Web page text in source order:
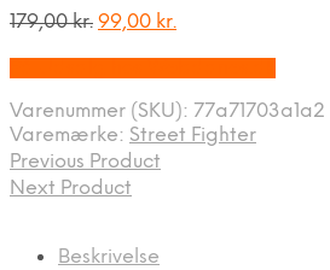
179,00kr. Den
179,00 kr..
99,00 kr.Den
99,00 kr..
Varenummer (SKU): 77a71703a1a2
Varemærke: Street Fighter
Previous Product
Next Product
Beskrivelse